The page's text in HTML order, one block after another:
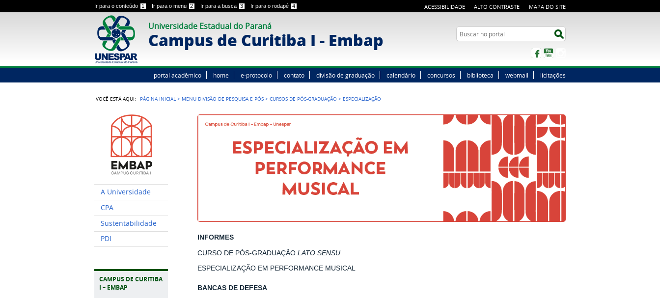
Ir para o conteúdo 1 Ir para o menu 2 Ir para a busca 3 Ir para o rodapé 4 ACESSIBILIDADE ALTO CONTRASTE MAPA DO SITE
Universidade Estadual do Paraná
Campus de Curitiba I - Embap Buscar no portal
Facebook
portal acadêmico home e-protocolo contato divisão de graduação calendário concursos biblioteca webmail licitações
VOCÊ ESTÁ AQUI: PÁGINA INICIAL > MENU DIVISÃO DE PESQUISA E PÓS >CURSOS DE PÓS-GRADUAÇÃO > ESPECIALIZAÇÃO
A Universidade
CPA
Sustentabilidade
PDI
CAMPUS DE CURITIBA
I – EMBAP
INFORMES
CURSO DE PÓS-GRADUAÇÃO LATO SENSU
ESPECIALIZAÇÃO EM PERFORMANCE MUSICAL
BANCAS DE DEFESA